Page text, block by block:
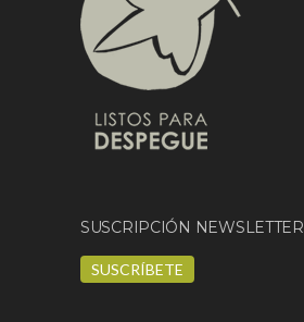
SUSCRIPCIÓN NEWSLETTER
SUSCRÍBETE